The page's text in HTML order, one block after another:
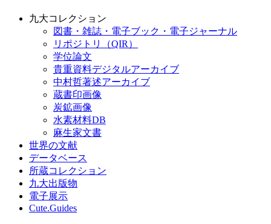
九大コレクション
図書・雑誌・電子ブック・電子ジャーナル
リポジトリ（QIR）
学位論文
貴重資料デジタルアーカイブ
中村哲著述アーカイブ
蔵書印画像
炭鉱画像
水素材料DB
麻生家文書
世界の文献
データベース
所蔵コレクション
九大出版物
電子展示
Cute.Guides